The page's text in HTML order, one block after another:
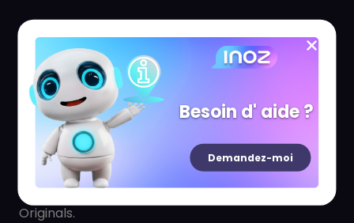
Retrouvez une large sélection de :
Sneakers emblématiques (Stan Smith, Superstar,
etc.)
Vêtements pour hommes et femmes (T-shirts,
sweats, vestes, pantalons)
Accessoires tendance (sacs, casquettes, bonnets)
Découvrez les collaborations exclusives et les
éditions limitées qui font la renommée d'adidas
Originals.
Besoin d' aide ?
Demandez-moi